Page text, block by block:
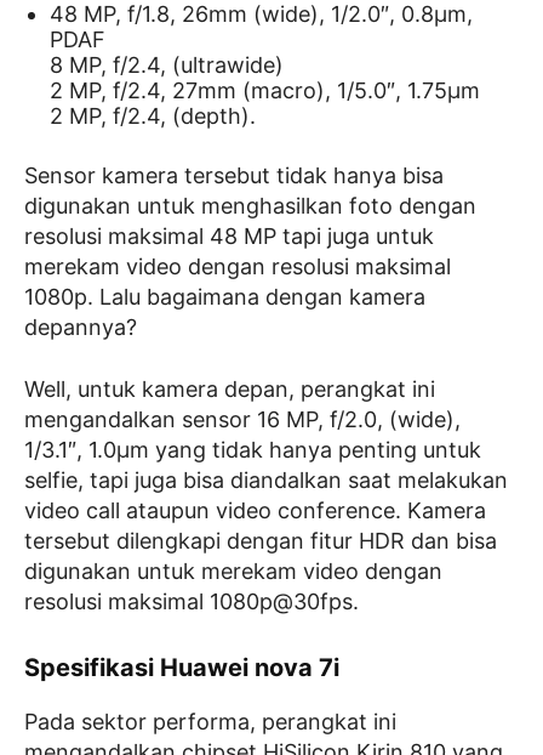
48 MP, f/1.8, 26mm (wide), 1/2.0″, 0.8µm,
PDAF
8 MP, f/2.4, (ultrawide)
2 MP, f/2.4, 27mm (macro), 1/5.0″, 1.75µm
2 MP, f/2.4, (depth).
Sensor kamera tersebut tidak hanya bisa
digunakan untuk menghasilkan foto dengan
resolusi maksimal 48 MP tapi juga untuk
merekam video dengan resolusi maksimal
1080p. Lalu bagaimana dengan kamera
depannya?
Well, untuk kamera depan, perangkat ini
mengandalkan sensor 16 MP, f/2.0, (wide),
1/3.1″, 1.0µm yang tidak hanya penting untuk
selfie, tapi juga bisa diandalkan saat melakukan
video call ataupun video conference. Kamera
tersebut dilengkapi dengan fitur HDR dan bisa
digunakan untuk merekam video dengan
resolusi maksimal 1080p@30fps.
Spesifikasi Huawei nova 7i
Pada sektor performa, perangkat ini